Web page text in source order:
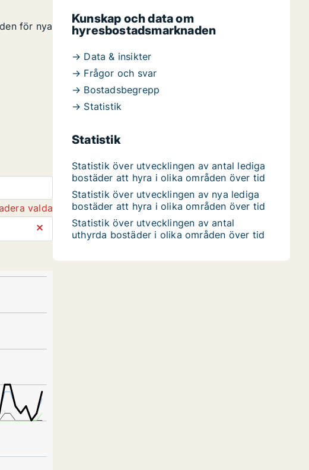
för nya
valda
⨯
Kunskap och data om
hyresbostadsmarknaden
→ Data & insikter
→ Frågor och svar
→ Bostadsbegrepp
→ Statistik
Statistik
Statistik över utvecklingen av antal lediga
bostäder att hyra i olika områden över tid
Statistik över utvecklingen av nya lediga
bostäder att hyra i olika områden över tid
Statistik över utvecklingen av antal
uthyrda bostäder i olika områden över tid